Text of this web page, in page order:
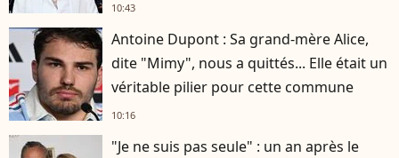
10:43
Antoine Dupont : Sa grand-mère Alice,
dite "Mimy", nous a quittés... Elle était un
véritable pilier pour cette commune
10:16
"Je ne suis pas seule" : un an après le